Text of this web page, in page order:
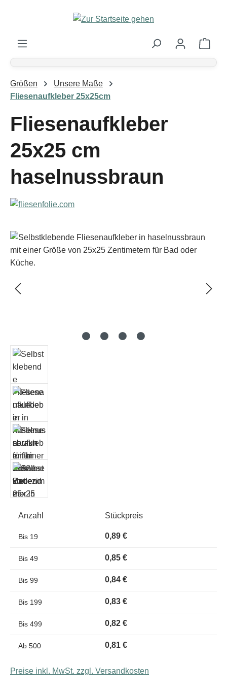
Zum Hauptinhalt springen
Größen
Unsere Maße
Fliesenaufkleber 25x25cm
Fliesenaufkleber
25x25 cm
haselnussbraun
Bildergalerie überspringen
Anzahl Stückpreis
Bis 19 0,89 €
Bis 49 0,85 €
Bis 99 0,84 €
Bis 199 0,83 €
Bis 499 0,82 €
Ab 500 0,81 €
Preise inkl. MwSt. zzgl. Versandkosten